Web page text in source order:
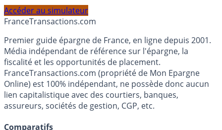
profil et horizon de placement.
FranceTransactions.com
Premier guide épargne de France, en ligne depuis 2001.
Média indépendant de référence sur l'épargne, la
fiscalité et les opportunités de placement.
FranceTransactions.com (propriété de Mon Epargne
Online) est 100% indépendant, ne possède donc aucun
assureurs, sociétés de gestion, CGP, etc.